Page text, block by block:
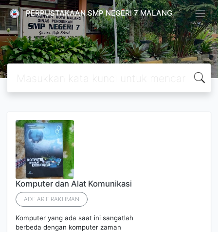
PERPUSTAKAAN SMP NEGERI 7 MALANG
Komputer dan Alat Komunikasi
ADE ARIF RAKHMAN
Komputer yang ada saat ini sangatlah
berbeda dengan komputer zaman